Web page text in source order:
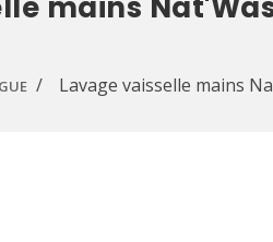
Lavage vaisselle mains